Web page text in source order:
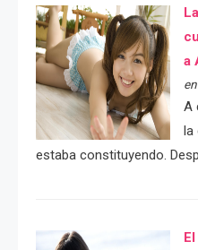
a
A
estaba constituyendo.